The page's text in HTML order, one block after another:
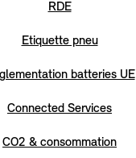
RDE
Etiquette pneu
batteries UE
Connected Services
CO2 & consommation